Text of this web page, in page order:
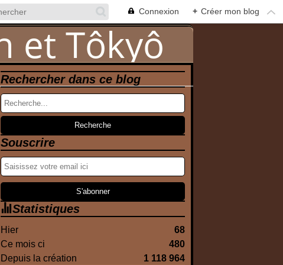
Connexion + Créer mon blog
Rechercher dans ce blog
Souscrire
Statistiques
Hier
68
Ce mois ci
480
Depuis la création
1 118 964